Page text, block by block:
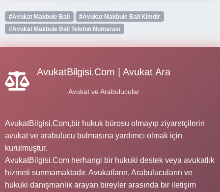
#Avukat Makbule Bali
#Avukat Makbule Bali Kimdir
#Avukat Makbule Bali Telefon Numarası
AvukatBilgisi.Com | Avukat Ara
Avukat ve Arabulucular
AvukatBilgisi.Com,bir hukuk bürosu olmayıp ziyaretçilerin
avukat ve arabulucu bulmasına yardımcı olmak için
kurulmuştur.
AvukatBilgisi.Com herhangi bir hukuki destek veya avukatlık
hizmeti sunmamaktadır. Avukatların, Arabulucuların ve
hukuki danışmanlık arayan bireyler arasında bir iletişim